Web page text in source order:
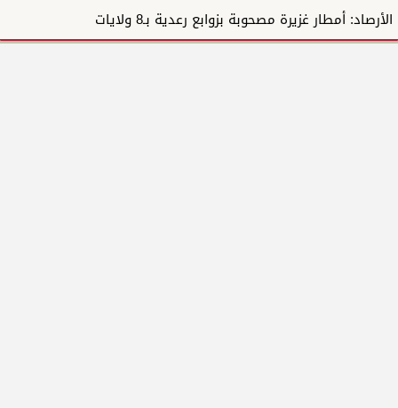
الأرصاد: أمطار غزيرة مصحوبة بزوابع رعدية بـ8 ولايات